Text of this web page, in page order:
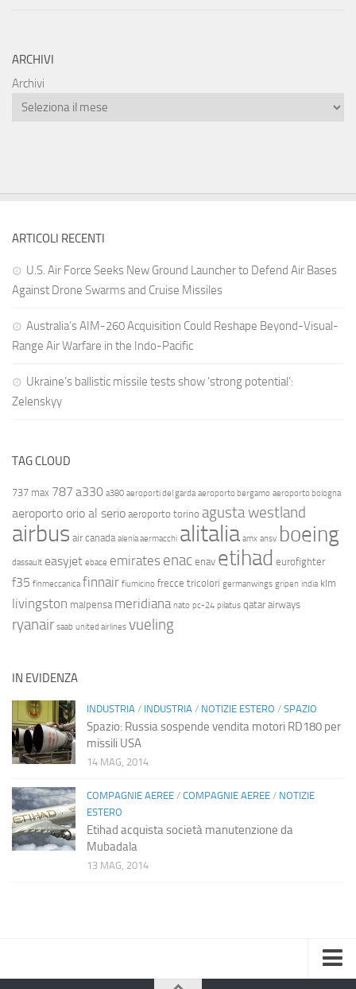
ARCHIVI
Archivi
ARTICOLI RECENTI
U.S. Air Force Seeks New Ground Launcher to Defend Air Bases
Against Drone Swarms and Cruise Missiles
Australia’s AIM-260 Acquisition Could Reshape Beyond-Visual-
Range Air Warfare in the Indo-Pacific
Ukraine’s ballistic missile tests show ‘strong potential’:
Zelenskyy
TAG CLOUD
737 max 787 a330 a380 aeroporti del garda aeroporto bergamo aeroporto bologna
aeroporto orio al serio aeroporto torino agusta westland
airbus air canada alenia aermacchi alitalia amx ansv boeing
dassault easyjet ebace emirates enac enav etihad eurofighter
f35 finmeccanica finnair fiumicino frecce tricolori germanwings gripen india klm
livingston malpensa meridiana nato pc-24 pilatus qatar airways
ryanair saab united airlines vueling
IN EVIDENZA
INDUSTRIA / INDUSTRIA / NOTIZIE ESTERO / SPAZIO
Spazio: Russia sospende vendita motori RD180 per
missili USA
14 MAG, 2014
COMPAGNIE AEREE / COMPAGNIE AEREE / NOTIZIE
ESTERO
Etihad acquista società manutenzione da
Mubadala
13 MAG, 2014